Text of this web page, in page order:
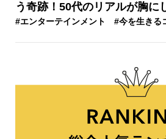
う奇跡！50代のリアルが胸に
#エンターテインメント #今を生きる